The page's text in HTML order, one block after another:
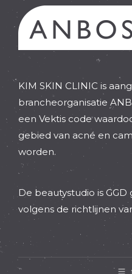
KIM SKIN CLINIC is
brancheorganisatie
een Vektis code
gebied van acné en
worden.
De beautystudio is
volgens de richtlijnen